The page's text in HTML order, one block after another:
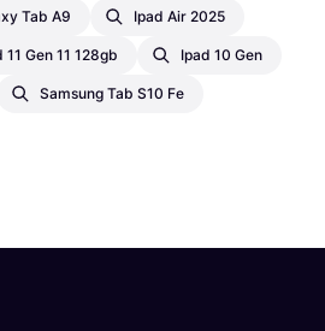
Tab A9 Ipad Air 2025
11 Gen 11 128gb Ipad 10 Gen
Samsung Tab S10 Fe